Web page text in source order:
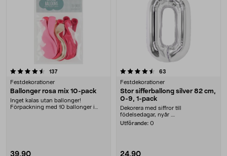
137recensioner
Festdekorationer
Ballonger rosa mix 10-pack
Inget kalas utan ballonger!
Förpackning med 10 ballonger i
39,90
4.5 av 5 stjärnor 63
Festdekorationer
Stor sifferballong silver 82 cm,
0-9, 1-pack
Dekorera med siffror till
födelsedagar, nyår ....
Utförande: 0
24,90